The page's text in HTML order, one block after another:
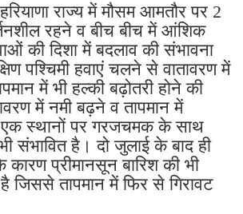
राज्य में मौसम आमतौर पर 2
रहने व बीच बीच में आंशिक
की दिशा में बदलाव की संभावना
पश्चिमी हवाएं चलने से वातावरण में
में भी हल्की बढ़ोतरी होने की
में नमी बढ़ने व तापमान में
स्थानों पर गरजचमक के साथ
संभावित है। दो जुलाई के बाद ही
प्रीमानसून बारिश की भी
जिससे तापमान में फिर से गिरावट